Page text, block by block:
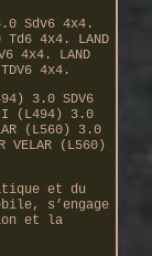
3.0 Sdv6 4x4.
Td6 4x4. LAND
4x4. LAND
4x4.
3.0 SDV6
II (L494) 3.0
(L560) 3.0
VELAR (L560)
et du
s’engage
et la